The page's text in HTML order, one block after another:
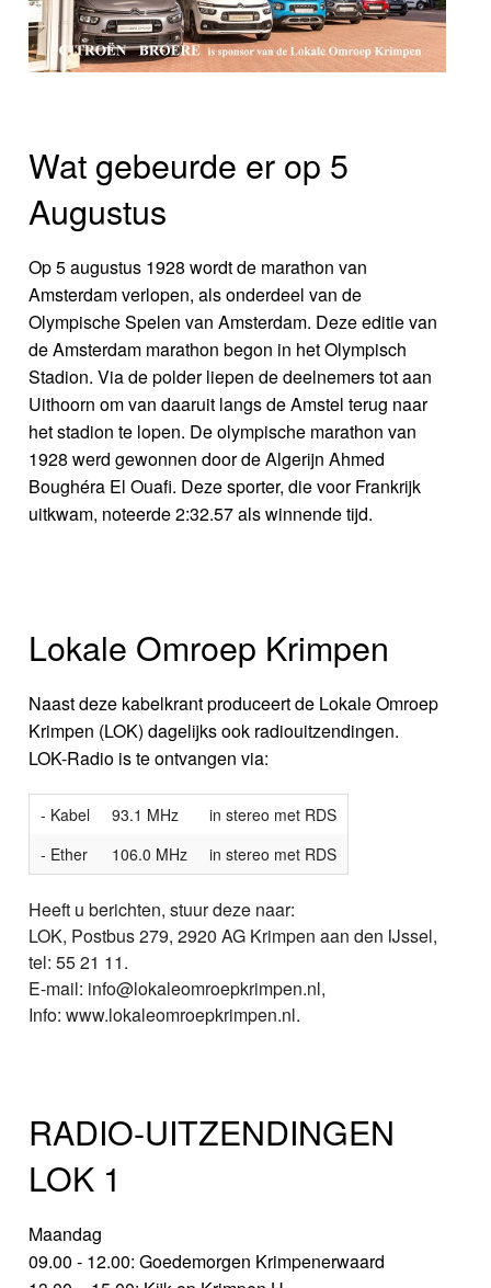
Wat gebeurde er op 5
Augustus
Op 5 augustus 1928 wordt de marathon van
Amsterdam verlopen, als onderdeel van de
Olympische Spelen van Amsterdam. Deze editie van
de Amsterdam marathon begon in het Olympisch
Stadion. Via de polder liepen de deelnemers tot aan
Uithoorn om van daaruit langs de Amstel terug naar
het stadion te lopen. De olympische marathon van
1928 werd gewonnen door de Algerijn Ahmed
Boughéra El Ouafi. Deze sporter, die voor Frankrijk
uitkwam, noteerde 2:32.57 als winnende tijd.
Lokale Omroep Krimpen
Naast deze kabelkrant produceert de Lokale Omroep
Krimpen (LOK) dagelijks ook radiouitzendingen.
LOK-Radio is te ontvangen via:
- Kabel 93.1 MHz
in stereo met RDS
- Ether
106.0 MHz in stereo met RDS
Heeft u berichten, stuur deze naar:
LOK, Postbus 279, 2920 AG Krimpen aan den IJssel,
tel: 55 21 11.
E-mail: info@lokaleomroepkrimpen.nl,
Info: www.lokaleomroepkrimpen.nl.
RADIO-UITZENDINGEN
LOK 1
Maandag
09.00 - 12.00: Goedemorgen Krimpenerwaard